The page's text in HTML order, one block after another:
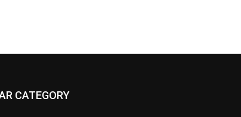
CATEGORY